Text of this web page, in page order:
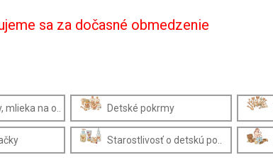
sa za dočasné obmedzenie
mlieka na o.. Detské pokrmy
Starostlivosť o detskú po..